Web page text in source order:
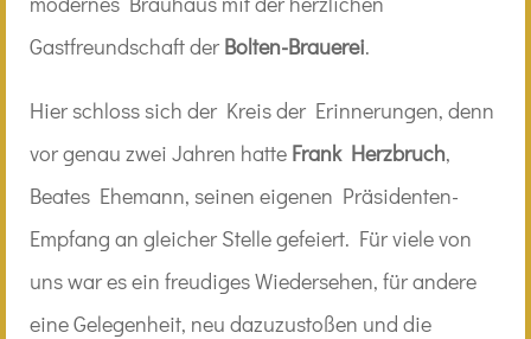
Gastfreundschaft der Bolten-Brauerei.
Hier schloss sich der Kreis der Erinnerungen, denn
vor genau zwei Jahren hatte Frank Herzbruch,
Beates Ehemann, seinen eigenen Präsidenten-
Empfang an gleicher Stelle gefeiert. Für viele von
uns war es ein freudiges Wiedersehen, für andere
eine Gelegenheit, neu dazuzustoßen und die